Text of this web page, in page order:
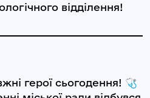
відділення!
герої сьогодення! 🩺